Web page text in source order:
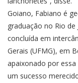
Goiano, Fabiano é
graduação no Rio
concluída em
Gerais (UFMG), em
apaixonado por
um sucesso